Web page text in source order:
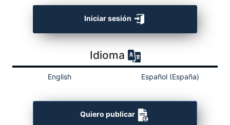
Iniciar sesión
Idioma
English Español (España)
Quiero publicar